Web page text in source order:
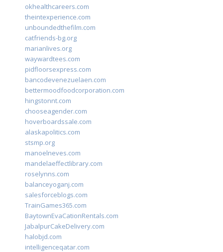
okhealthcareers.com
theintexperience.com
unboundedthefilm.com
catfriends-bg.org
marianlives.org
waywardtees.com
pidfloorsexpress.com
bancodevenezuelaen.com
bettermoodfoodcorporation.com
hingstonnt.com
chooseagender.com
hoverboardssale.com
alaskapolitics.com
stsmp.org
manoelneves.com
mandelaeffectlibrary.com
roselynns.com
balanceyoganj.com
salesforceblogs.com
TrainGames365.com
BaytownEvaCationRentals.com
JabalpurCakeDelivery.com
halobjd.com
intelligenceqatar.com